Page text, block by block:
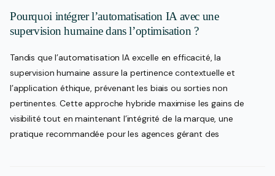
Pourquoi intégrer l’automatisation IA avec une
supervision humaine dans l’optimisation ?
Tandis que l’automatisation IA excelle en efficacité, la
supervision humaine assure la pertinence contextuelle et
l’application éthique, prévenant les biais ou sorties non
pertinentes. Cette approche hybride maximise les gains de
visibilité tout en maintenant l’intégrité de la marque, une
pratique recommandée pour les agences gérant des